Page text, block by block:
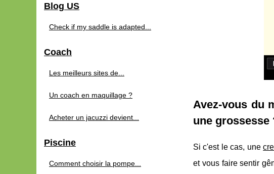
Avez-vous du
une grossesse
Si c'est le cas, une
et vous faire sentir
Blog US
Check if my saddle is adapted...
Coach
Les meilleurs sites de...
Un coach en maquillage ?
Acheter un jacuzzi devient...
Piscine
Comment choisir la pompe...